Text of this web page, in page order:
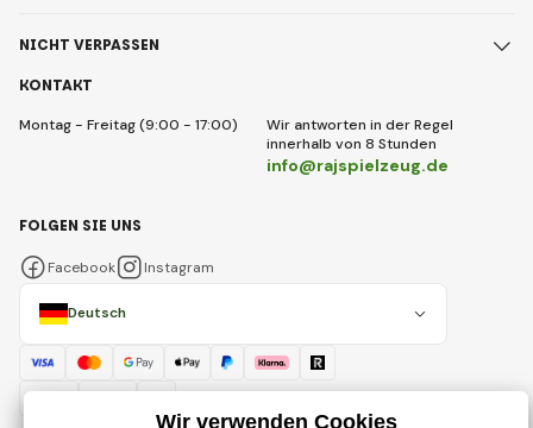
KONTAKT
Montag - Freitag (9:00 - 17:00)
Wir antworten in der Regel
innerhalb von 8 Stunden
info@rajspielzeug.de
NICHT VERPASSEN
Deutsch
FOLGEN SIE UNS
Facebook Instagram